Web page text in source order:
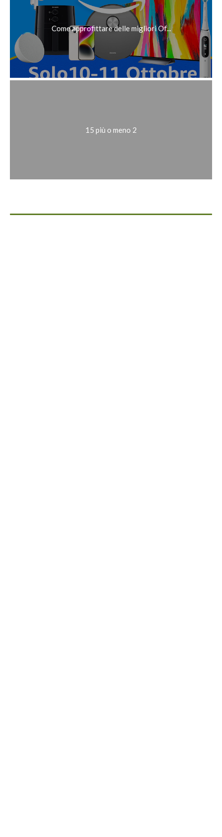
Come approfittare delle migliori Of...
15 più o meno 2